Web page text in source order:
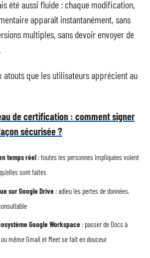
été aussi fluide : chaque modification,
apparaît instantanément, sans
multiples, sans devoir envoyer de
atouts que les utilisateurs apprécient au
de certification : comment signer
sécurisée ?
temps réel : toutes les personnes impliquées voient
sont faites
sur Google Drive : adieu les pertes de données,
Google Workspace : passer de Docs à
même Gmail et Meet se fait en douceur